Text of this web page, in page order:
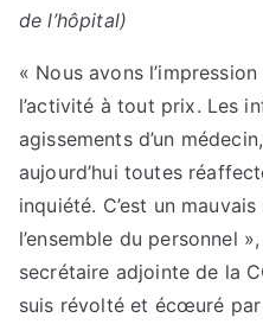
de l’hôpital)
« Nous avons
l’activité à tout prix. Les
agissements d’un
aujourd’hui toutes
inquiété. C’est un
l’ensemble du personnel
secrétaire adjointe de la
suis révolté et écœuré